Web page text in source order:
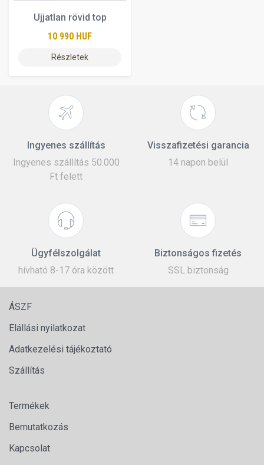
Ujjatlan rövid top
10 990 HUF
Részletek
Ingyenes szállítás
Ingyenes szállítás 50.000
Ft felett
Visszafizetési garancia
14 napon belül
Ügyfélszolgálat
hívható 8-17 óra között
Biztonságos fizetés
SSL biztonság
ÁSZF
Elállási nyilatkozat
Adatkezelési tájékoztató
Szállítás
Termékek
Bemutatkozás
Kapcsolat